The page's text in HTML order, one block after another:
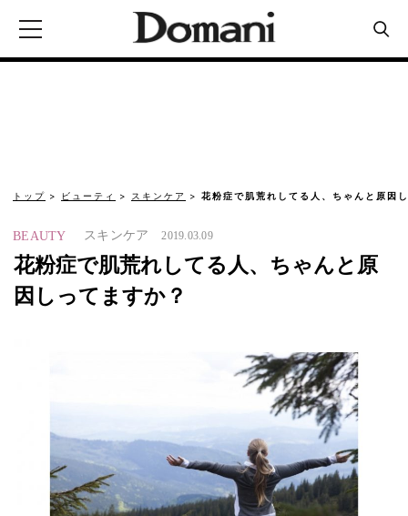
トップ ビューティ スキンケア 花粉症で肌荒れしてる人、ちゃんと原因
BEAUTY スキンケア 2019.03.09
花粉症で肌荒れしてる人、ちゃんと原
因しってますか？